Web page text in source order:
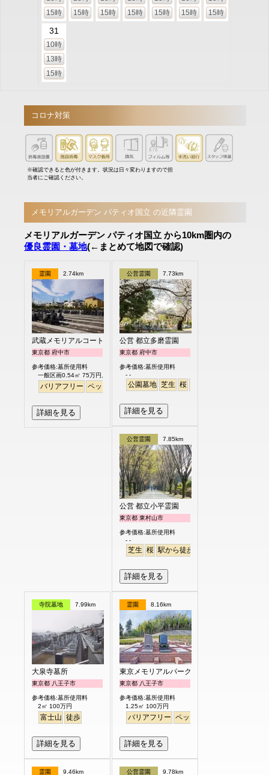
15時
15時
15時
15時
15時
15時
15時
31
10時
13時
15時
コロナ対策
※確認できると色が付きます。状況は日々変わりますので担
当者にご確認ください。
メモリアルガーデン パティオ国立 の近隣霊園
メモリアルガーデン パティオ国立 から10km圏内の
優良霊園・墓地(←まとめて地図で確認)
霊園 2.74km
武蔵メモリアルコート
東京都 府中市
参考価格:墓所使用料
一般区画0.54㎡ 75万円より
バリアフリー ペット 永代供養 個人・夫婦
詳細を見る
公営霊園 7.73km
公営 都立多磨霊園
東京都 府中市
参考価格:墓所使用料
- -
公園墓地 芝生 桜
詳細を見る
公営霊園 7.85km
公営 都立小平霊園
東京都 東村山市
参考価格:墓所使用料
- -
芝生 桜 駅から徒歩
詳細を見る
寺院墓地 7.99km
大泉寺墓所
東京都 八王子市
参考価格:墓所使用料
2㎡ 100万円
富士山 徒歩
詳細を見る
霊園 8.16km
東京メモリアルパーク
東京都 八王子市
参考価格:墓所使用料
1.25㎡ 100万円
バリアフリー ペット
詳細を見る
霊園 9.46km 公営霊園 9.78km